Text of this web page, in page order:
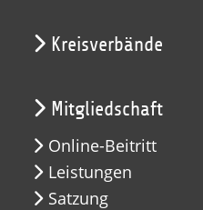
Kreisverbände
Mitgliedschaft
Online-Beitritt
Leistungen
Satzung